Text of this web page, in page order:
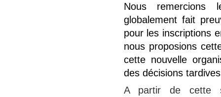
Nous remercions
globalement fait
pour les inscriptions
nous proposions
cette nouvelle
des décisions
A partir de cette